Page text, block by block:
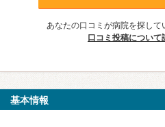
あなたの口コミが病院を探して
口コミ投稿について
基本情報